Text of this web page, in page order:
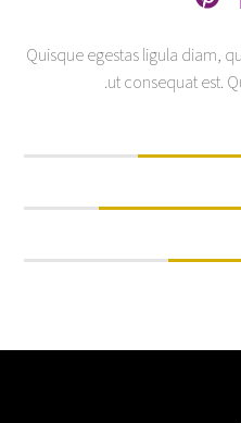
Quisque egestas ligula diam,
ut consequat est.